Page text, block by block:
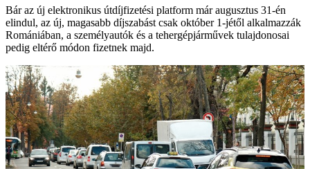
Bár az új elektronikus útdíjfizetési platform már augusztus 31-én
elindul, az új, magasabb díjszabást csak október 1-jétől alkalmazzák
Romániában, a személyautók és a tehergépjárművek tulajdonosai
pedig eltérő módon fizetnek majd.